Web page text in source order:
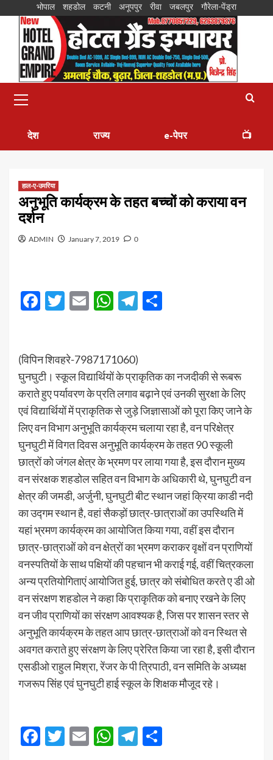
भोपाल शहडोल कटनी अनूपपुर रीवा जबलपुर गौरेला-पेंड्रा
देश राज्य e-पेपर 📺
हाल-ए-उमरिया
अनुभूति कार्यक्रम के तहत बच्चों को कराया वन
दर्शन
ADMIN January 7, 2019 0
Facebook
Twitter
EmailWhatsApp
Telegram
(विपिन शिवहरे-7987171060)
घुनघुटी। स्कूल विद्यार्थियों के प्राकृतिक का नजदीकी से रूबरू
कराते हुए पर्यावरण के प्रति लगाव बढ़ाने एवं उनकी सुरक्षा के लिए
एवं विद्यार्थियों में प्राकृतिक से जुड़े जिज्ञासाओं को पूरा किए जाने के
लिए वन विभाग अनुभूति कार्यक्रम चलाया रहा है, वन परिक्षेत्र
घुनघुटी में विगत दिवस अनुभूति कार्यक्रम के तहत 90 स्कूली
छात्रों को जंगल क्षेत्र के भ्रमण पर लाया गया है, इस दौरान मुख्य
वन संरक्षक शहडोल सहित वन विभाग के अधिकारी थे, घुनघुटी वन
क्षेत्र की जमडी, अर्जुनी, घुनघुटी बीट स्थान जहां क्रिया काडी नदी
का उद्गम स्थान है, वहां सैकड़ों छात्र-छात्राओं का उपस्थिति में
यहां भ्रमण कार्यक्रम का आयोजित किया गया, वहीं इस दौरान
छात्र-छात्राओं को वन क्षेत्रों का भ्रमण कराकर वृक्षों वन प्राणियों
वनस्पतियों के साथ पक्षियों की पहचान भी कराई गई, वहीं चित्रकला
अन्य प्रतियोगिताएं आयोजित हुई, छात्र को संबोधित करते ए डी ओ
वन संरक्षण शहडोल ने कहा कि प्राकृतिक को बनाए रखने के लिए
वन जीव प्राणियों का संरक्षण आवश्यक है, जिस पर शासन स्तर से
अनुभूति कार्यक्रम के तहत आप छात्र-छात्राओं को वन स्थित से
अवगत कराते हुए संरक्षण के लिए प्रेरित किया जा रहा है, इसी दौरान
एसडीओ राहुल मिश्रा, रेंजर के पी त्रिपाठी, वन समिति के अध्यक्ष
गजरूप सिंह एवं घुनघुटी हाई स्कूल के शिक्षक मौजूद रहे।
Facebook
Twitter
EmailWhatsApp
Telegram